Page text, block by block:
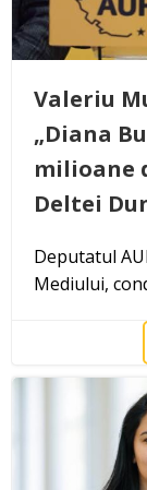
Valeriu
„Diana
milioane
Deltei
Deputatul
Mediului,